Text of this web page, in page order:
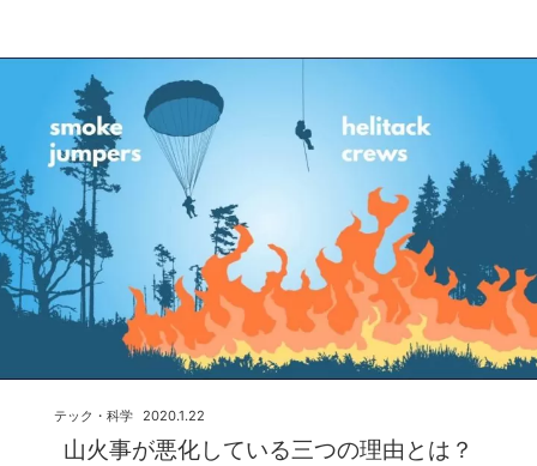
山火事が悪化している三つの理由とは？
2020.1.22
テック・科学